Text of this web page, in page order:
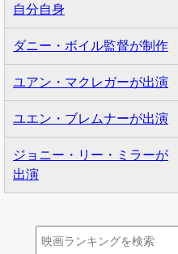
自分自身
ダニー・ボイル監督が制作
ユアン・マクレガーが出演
ユエン・ブレムナーが出演
ジョニー・リー・ミラーが
出演